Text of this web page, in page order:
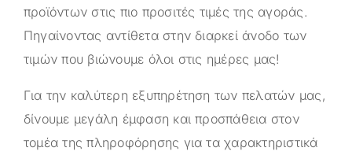
προϊόντων στις πιο προσιτές τιμές της αγοράς.
Πηγαίνοντας αντίθετα στην διαρκεί άνοδο των
τιμών που βιώνουμε όλοι στις ημέρες μας!
Για την καλύτερη εξυπηρέτηση των πελατών μας,
δίνουμε μεγάλη έμφαση και προσπάθεια στον
τομέα της πληροφόρησης για τα χαρακτηριστικά